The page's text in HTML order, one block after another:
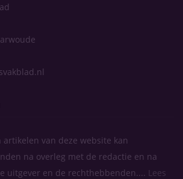
artikelen van deze website kan
na overleg met de redactie en na
uitgever en de rechthebbenden....
Lees